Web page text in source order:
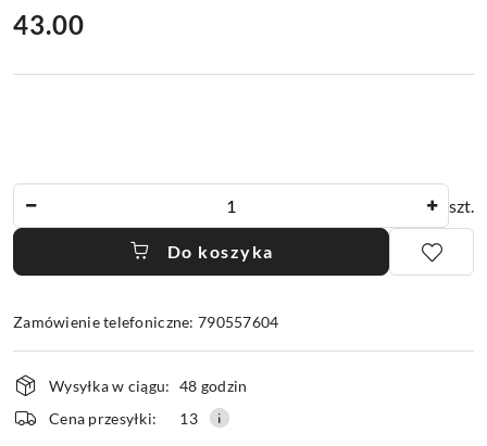
cena:
43.00
szt.
Do koszyka
Zamówienie telefoniczne: 790557604
Dostępność
i
dostawa
Wysyłka w ciągu: 48 godzin
Cena przesyłki:
13